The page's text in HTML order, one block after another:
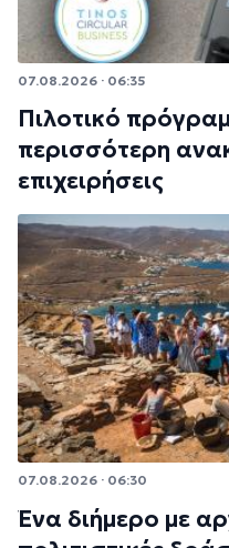
07.08.2026 · 06:35
Πιλοτικό
περισσότερη
επιχειρήσεις
07.08.2026 · 06:30
Ένα διήμερο με